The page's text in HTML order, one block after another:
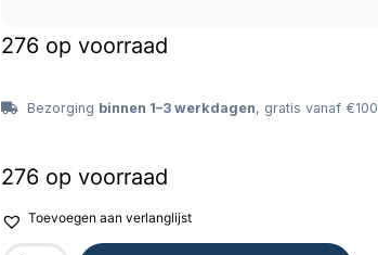
276 op voorraad
Bezorging binnen 1–3 werkdagen, gratis vanaf €100
276 op voorraad
Toevoegen aan verlanglijst